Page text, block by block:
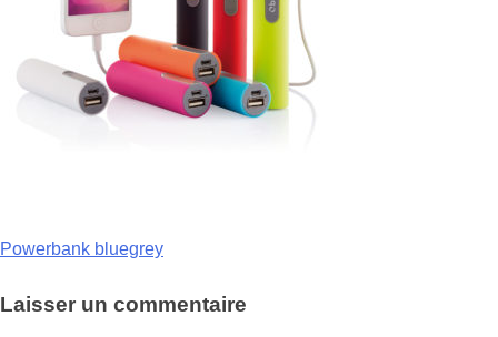
Navigation
de
Powerbank bluegrey
Laisser un commentaire